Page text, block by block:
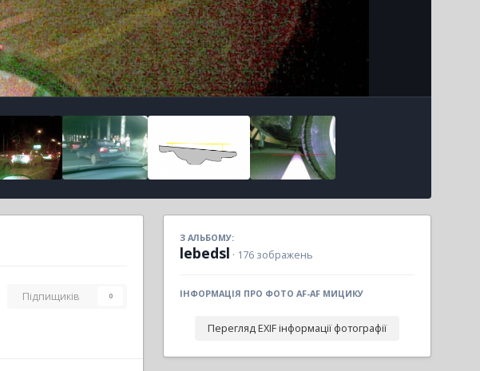
Підпищиків 0
З АЛЬБОМУ:
lebedsl · 176 зображень
ІНФОРМАЦІЯ ПРО ФОТО AF-AF МИЦИКУ
Перегляд EXIF інформації фотографії